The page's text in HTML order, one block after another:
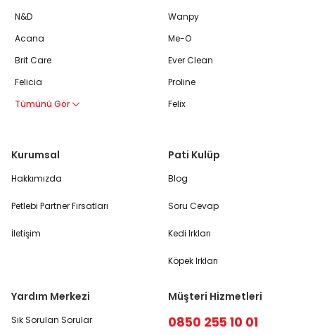
N&D
Acana
Brit Care
Felicia
Tümünü Gör
Wanpy
Me-O
Ever Clean
Proline
Felix
Kurumsal
Hakkımızda
Petlebi Partner Fırsatları
İletişim
Pati Kulüp
Blog
Soru Cevap
Kedi Irkları
Köpek Irkları
Yardım Merkezi
Sık Sorulan Sorular
Müşteri Hizmetleri
0850 255 10 01